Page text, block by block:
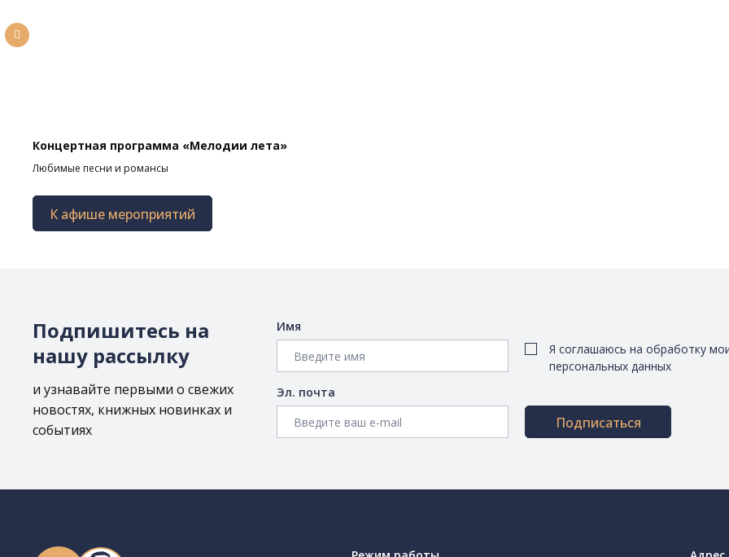
Концертная программа «Мелодии лета»
Любимые песни и романсы
К афише мероприятий
Подпишитесь на
нашу рассылку
и узнавайте первыми о свежих
новостях, книжных новинках и
событиях
Имя
Эл. почта
Я соглашаюсь на обработку
персональных данных
Подписаться